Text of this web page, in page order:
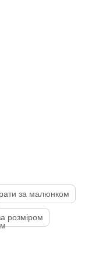
за малюнком
розміром